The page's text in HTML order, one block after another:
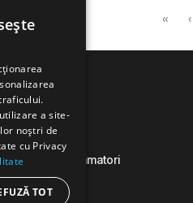
« ‹
programatori
a site-
noștri de
cu Privacy
TOT